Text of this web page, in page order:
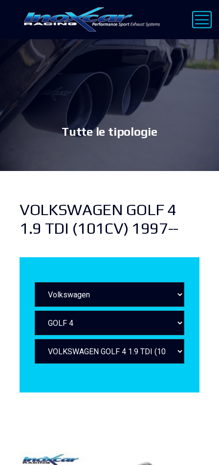
Tutte le tipologie
VOLKSWAGEN GOLF 4
1.9 TDI (101CV) 1997--